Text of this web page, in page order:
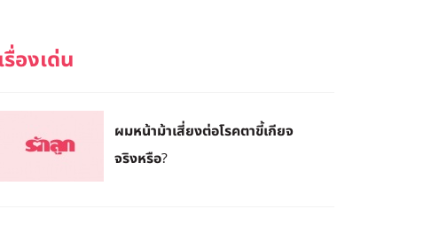
ผมหน้าม้าเสี่ยงต่อโรคตาขี้เกียจ
จริงหรือ?